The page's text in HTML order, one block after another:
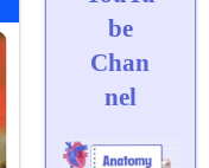
be
Chan
nel